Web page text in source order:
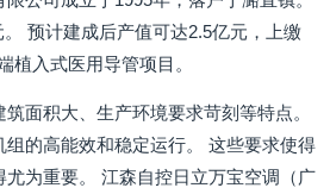
预计建成后产值可达2.5亿元，上缴
植入式医用导管项目。
面积大、生产环境要求苛刻等特点。
组的高能效和稳定运行。 这些要求使得
为重要。 江森自控日立万宝空调（广